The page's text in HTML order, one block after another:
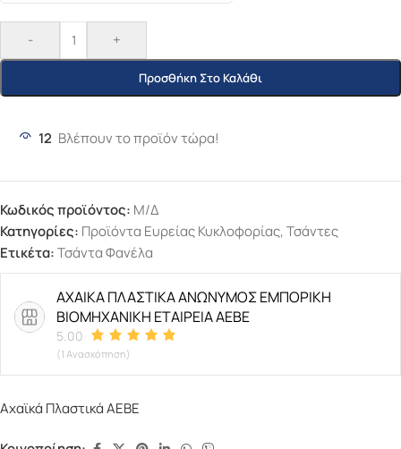
- +
Προσθήκη Στο Καλάθι
12 Βλέπουν το προϊόν τώρα!
Κωδικός προϊόντος: Μ/Δ
Κατηγορίες: Προϊόντα Ευρείας Κυκλοφορίας,Τσάντες
Ετικέτα:Τσάντα Φανέλα
ΑΧΑΙΚΑ ΠΛΑΣΤΙΚΑ ΑΝΩΝΥΜΟΣ ΕΜΠΟΡΙΚΗ
ΒΙΟΜΗΧΑΝΙΚΗ ΕΤΑΙΡΕΙΑ ΑΕΒΕ
5.00
(1 Ανασκόπηση)
Αχαϊκά Πλαστικά ΑΕΒΕ